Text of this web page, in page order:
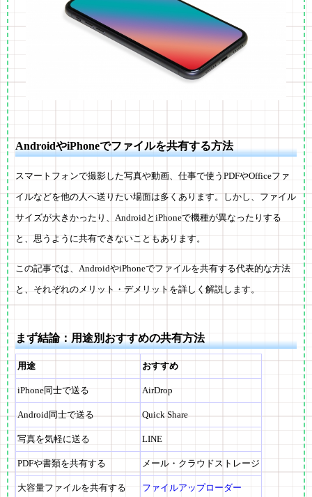
AndroidやiPhoneでファイルを共有する方法
スマートフォンで撮影した写真や動画、仕事で使うPDFやOfficeファ
イルなどを他の人へ送りたい場面は多くあります。しかし、ファイル
サイズが大きかったり、AndroidとiPhoneで機種が異なったりする
と、思うように共有できないこともあります。
この記事では、AndroidやiPhoneでファイルを共有する代表的な方法
と、それぞれのメリット・デメリットを詳しく解説します。
まず結論：用途別おすすめの共有方法
用途 おすすめ
iPhone同士で送る AirDrop
Android同士で送る Quick Share
写真を気軽に送る LINE
PDFや書類を共有する メール・クラウドストレージ
大容量ファイルを共有する ファイルアップローダー